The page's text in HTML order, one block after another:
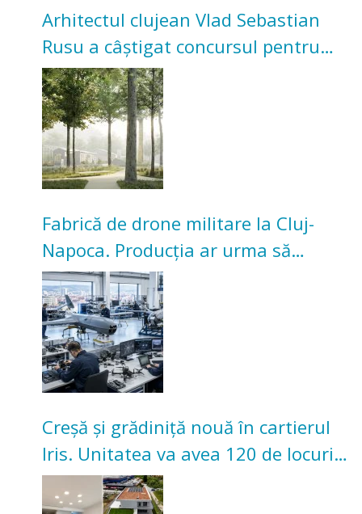
Arhitectul clujean Vlad Sebastian
Rusu a câștigat concursul pentru
transformarea Grădinii Casei
Universitarilor
Fabrică de drone militare la Cluj-
Napoca. Producția ar urma să
înceapă în toamna acestui an
Creșă și grădiniță nouă în cartierul
Iris. Unitatea va avea 120 de locuri
pentru copii